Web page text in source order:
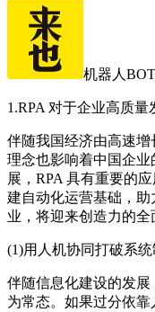
机器人BOT
1.RPA 对于企业高质量
伴随我国经济由高速
理念也影响着中国企
展，RPA 具有重要的
建自动化运营基础，
业，将迎来创造力的
(1)用人机协同打破系
伴随信息化建设的发
为常态。如果过分依